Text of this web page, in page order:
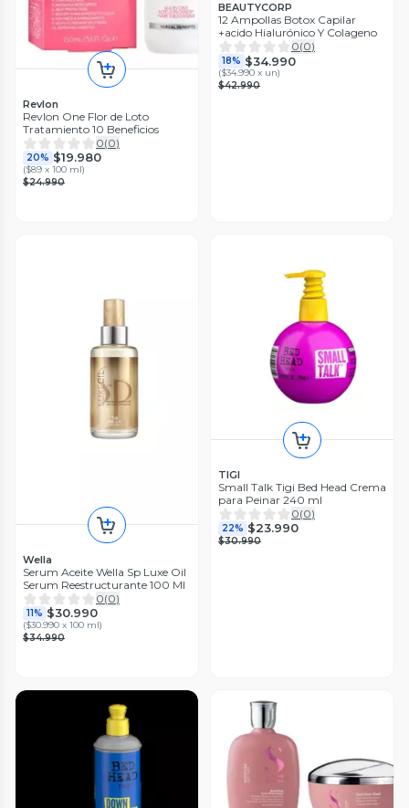
Revlon
Revlon One Flor de Loto
Tratamiento 10 Beneficios
0(0)
20% $19.980
($89 x 100 ml)
$24.990
BEAUTYCORP
12 Ampollas Botox Capilar
+acido Hialurónico Y Colageno
0(0)
18% $34.990
($34.990 x un)
$42.990
Wella
Serum Aceite Wella Sp Luxe Oil
Serum Reestructurante 100 Ml
0(0)
11% $30.990
($30.990 x 100 ml)
$34.990
TIGI
Small Talk Tigi Bed Head Crema
para Peinar 240 ml
0(0)
22% $23.990
$30.990